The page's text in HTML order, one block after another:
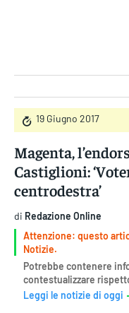
19 Giugno 2017
Magenta,
Castiglioni:
centrodestra’
di Redazione Online
Attenzione: questo
Notizie.
Potrebbe contenere
contestualizzare
Leggi le notizie di oggi